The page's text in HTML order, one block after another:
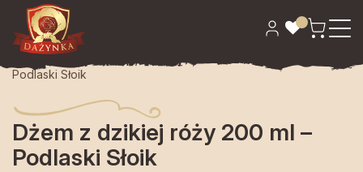
Strona główna
Podlaski Słoik
Dżem z dzikiej róży 200 ml –
Podlaski Słoik